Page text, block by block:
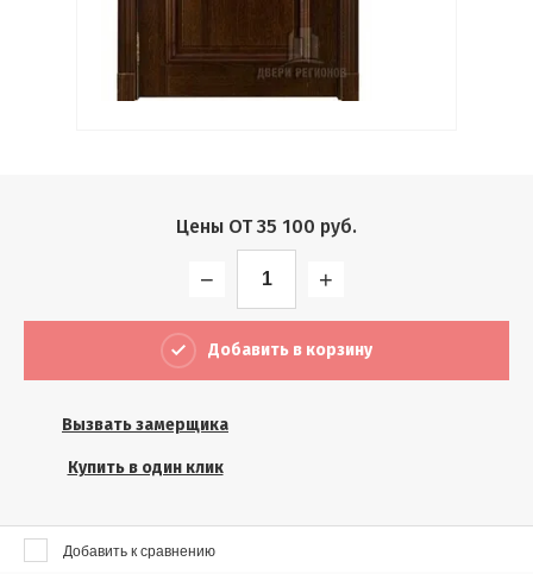
Цены ОТ 35 100 руб.
− +
Добавить в корзину
Вызвать замерщика
Купить в один клик
Добавить к сравнению
Спецпредложение:
Найти